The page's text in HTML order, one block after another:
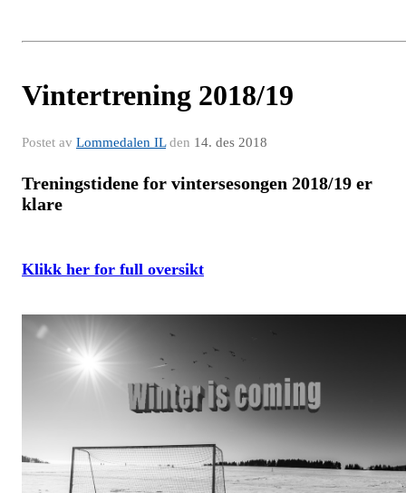
Vintertrening 2018/19
Postet av Lommedalen ILden 14. des 2018
Treningstidene for vintersesongen 2018/19 er
klare
Klikk her for full oversikt